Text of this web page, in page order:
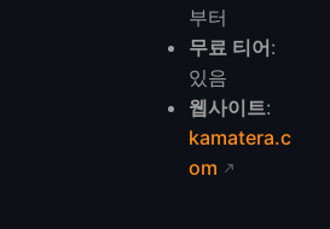
부터
무료 티어:
있음
웹사이트:
kamatera.c
om